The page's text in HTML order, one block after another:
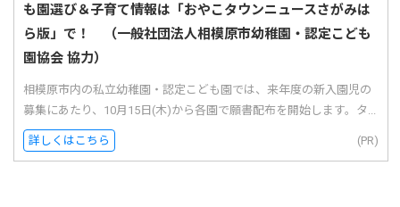
も園選び＆子育て情報は「おやこタウンニュースさがみは
ら版」で！ （一般社団法人相模原市幼稚園・認定こども
園協会 協力）
相模原市内の私立幼稚園・認定こども園では、来年度の新入園児の
募集にあたり、10月15日(木)から各園で願書配布を開始します。タ...
詳しくはこちら (PR)